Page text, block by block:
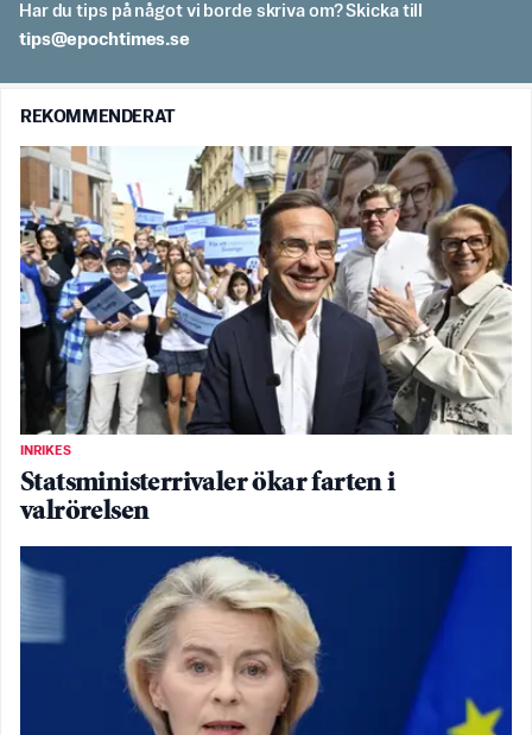
Har du tips på något vi borde skriva om? Skicka till
es.semithcope@spit
REKOMMENDERAT
INRIKES
Statsministerrivaler ökar farten i
valrörelsen